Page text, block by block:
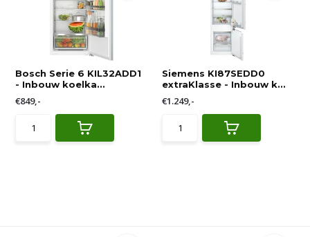
Bosch Serie 6 KIL32ADD1
- Inbouw koelka...
€849,-
Siemens KI87SEDD0
extraKlasse - Inbouw k...
€1.249,-